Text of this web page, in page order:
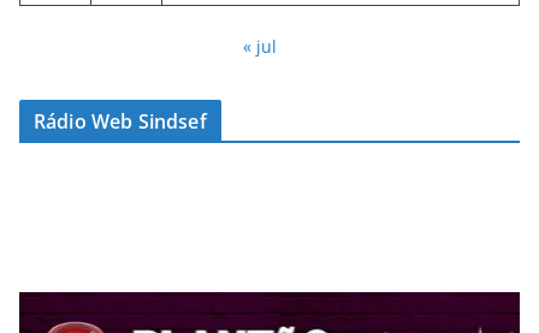
« jul
Rádio Web Sindsef